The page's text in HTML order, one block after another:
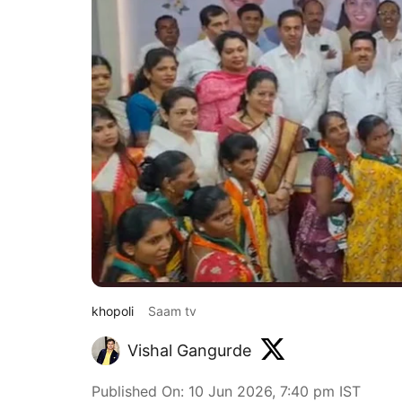
khopoli Saam tv
Vishal Gangurde
Published On: 10 Jun 2026, 7:40 pm IST